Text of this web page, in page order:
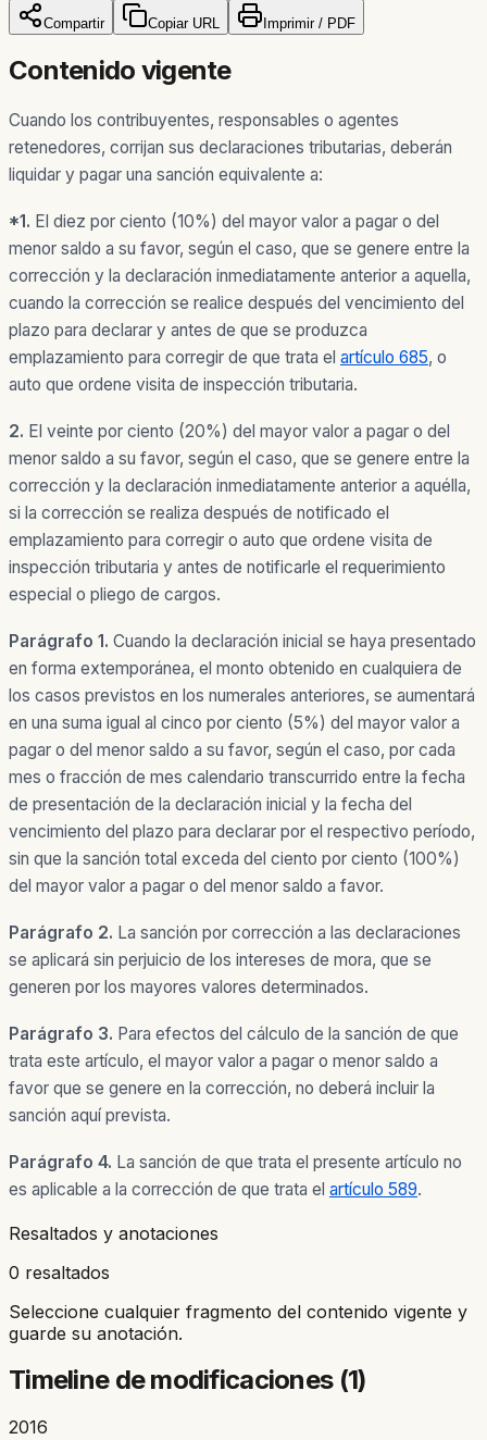
Compartir Copiar URL Imprimir / PDF
Contenido vigente
Cuando los contribuyentes, responsables o agentes
retenedores, corrijan sus declaraciones tributarias, deberán
liquidar y pagar una sanción equivalente a:
*1. El diez por ciento (10%) del mayor valor a pagar o del
menor saldo a su favor, según el caso, que se genere entre la
corrección y la declaración inmediatamente anterior a aquella,
cuando la corrección se realice después del vencimiento del
plazo para declarar y antes de que se produzca
emplazamiento para corregir de que trata el artículo 685, o
auto que ordene visita de inspección tributaria.
2. El veinte por ciento (20%) del mayor valor a pagar o del
menor saldo a su favor, según el caso, que se genere entre la
corrección y la declaración inmediatamente anterior a aquélla,
si la corrección se realiza después de notificado el
emplazamiento para corregir o auto que ordene visita de
inspección tributaria y antes de notificarle el requerimiento
especial o pliego de cargos.
Parágrafo 1. Cuando la declaración inicial se haya presentado
en forma extemporánea, el monto obtenido en cualquiera de
los casos previstos en los numerales anteriores, se aumentará
en una suma igual al cinco por ciento (5%) del mayor valor a
pagar o del menor saldo a su favor, según el caso, por cada
mes o fracción de mes calendario transcurrido entre la fecha
de presentación de la declaración inicial y la fecha del
vencimiento del plazo para declarar por el respectivo período,
sin que la sanción total exceda del ciento por ciento (100%)
del mayor valor a pagar o del menor saldo a favor.
Parágrafo 2. La sanción por corrección a las declaraciones
se aplicará sin perjuicio de los intereses de mora, que se
generen por los mayores valores determinados.
Parágrafo 3. Para efectos del cálculo de la sanción de que
trata este artículo, el mayor valor a pagar o menor saldo a
favor que se genere en la corrección, no deberá incluir la
sanción aquí prevista.
Parágrafo 4. La sanción de que trata el presente artículo no
es aplicable a la corrección de que trata el artículo 589.
Resaltados y anotaciones
0 resaltados
Seleccione cualquier fragmento del contenido vigente y
guarde su anotación.
Timeline de modificaciones (1)
2016